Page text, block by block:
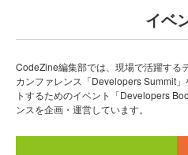
イベ
CodeZine編集部では、現場で活躍する
カンファレンス「Developers Summit
トするためのイベント「Developers
ンスを企画・運営しています。